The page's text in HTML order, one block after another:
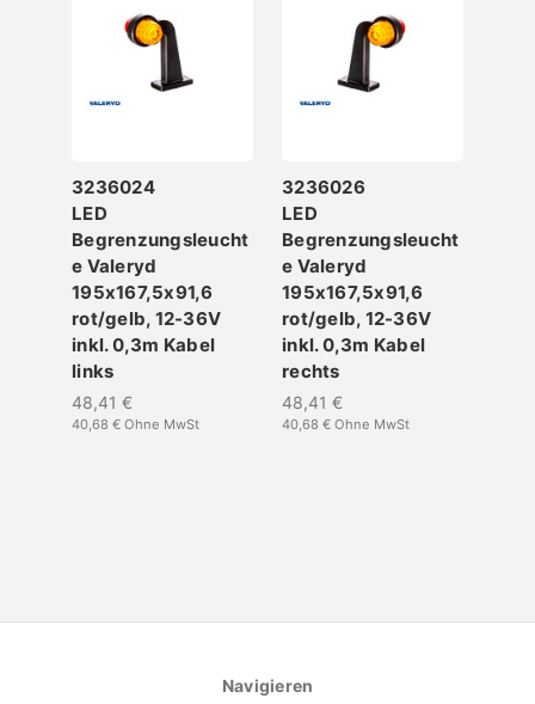
3236024
LED
Begrenzungsleucht
e Valeryd
195x167,5x91,6
rot/gelb, 12-36V
inkl. 0,3m Kabel
links
48,41 €
40,68 € Ohne MwSt
3236026
LED
Begrenzungsleucht
e Valeryd
195x167,5x91,6
rot/gelb, 12-36V
inkl. 0,3m Kabel
rechts
48,41 €
40,68 € Ohne MwSt
Navigieren